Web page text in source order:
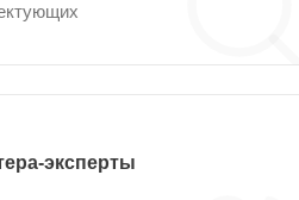
эксперты